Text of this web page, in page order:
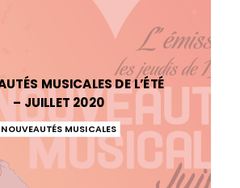
MUSICALES DE L’ÉTÉ
– JUILLET 2020
NOUVEAUTÉS MUSICALES